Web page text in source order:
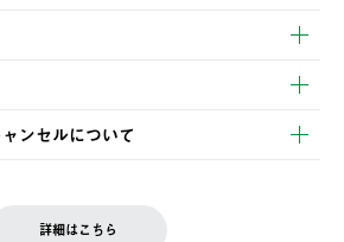
お支払いいただけます。
2営業日以内に商品を発送いたします。
せんので、木曜日以降のご注文は週明け
います。
る送料は、お客様ご負担とさせていただ
ンセルについて
方は、会員マイページ内 購入履歴画面に
詳細はこちら